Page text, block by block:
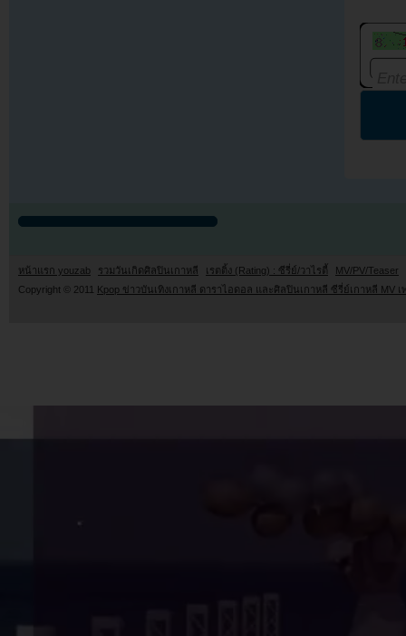
หน้าแรก youzab รวมวันเกิดศิลปินเกาหลี เรตติ้ง (Rating) : ซีรี่ย์/วาไรตี้
MV/PV/Teaser
Copyright © 2011 Kpop ข่าวบันเทิงเกาหลี ดาราไอดอล และศิลปินเกาหลี ซีรี่ย์เกาหลี MV